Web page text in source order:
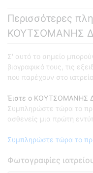
Περισσότερες
ΚΟΥΤΣΟΜΑΝΗΣ
Σ' αυτό το σημείο
βιογραφικό τους, τις
που παρέχουν στο
Έιστε ο ΚΟΥΤΣΟΜΑΝΗΣ
Συμπληρώστε τώρα το
ασθενείς μια πρώτη
Συμπληρώστε τώρα το
Φωτογραφίες